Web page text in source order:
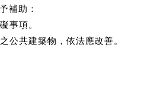
補助：
事項。
公共建築物，依法應改善。